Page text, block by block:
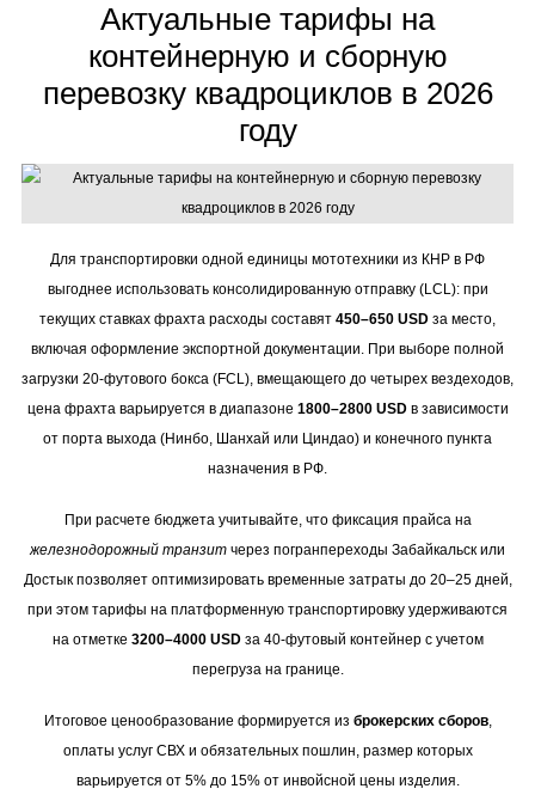
Актуальные тарифы на
контейнерную и сборную
перевозку квадроциклов в 2026
году
Для транспортировки одной единицы мототехники из КНР в РФ
выгоднее использовать консолидированную отправку (LCL): при
текущих ставках фрахта расходы составят 450–650 USD за место,
включая оформление экспортной документации. При выборе полной
загрузки 20-футового бокса (FCL), вмещающего до четырех вездеходов,
цена фрахта варьируется в диапазоне 1800–2800 USDв зависимости
от порта выхода (Нинбо, Шанхай или Циндао) и конечного пункта
назначения в РФ.
При расчете бюджета учитывайте, что фиксация прайса на
железнодорожный транзит через погранпереходы Забайкальск или
Достык позволяет оптимизировать временные затраты до 20–25 дней,
при этом тарифы на платформенную транспортировку удерживаются
на отметке 3200–4000 USDза 40-футовый контейнер с учетом
перегруза на границе.
Итоговое ценообразование формируется из брокерских сборов,
оплаты услуг СВХ и обязательных пошлин, размер которых
варьируется от 5% до 15% от инвойсной цены изделия.